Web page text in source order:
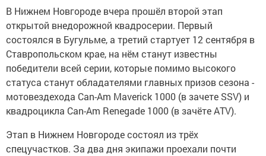
В Нижнем Новгороде вчера прошёл второй этап
открытой внедорожной квадросерии. Первый
состоялся в Бугульме, а третий стартует 12 сентября в
Ставропольском крае, на нём станут известны
победители всей серии, которые помимо высокого
статуса станут обладателями главных призов сезона -
мотовездехода Can-Am Maverick 1000 (в зачете SSV) и
квадроцикла Can-Am Renegade 1000 (в зачёте ATV).
Этап в Нижнем Новгороде состоял из трёх
спецучастков. За два дня экипажи проехали почти